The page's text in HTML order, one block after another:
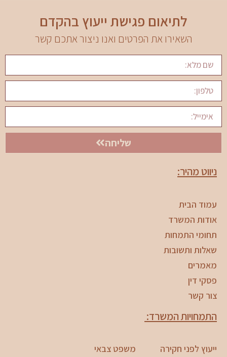
לתיאום פגישת ייעוץ בהקדם
השאירו את הפרטים ואנו ניצור אתכם קשר
שליחה
ניווט מהיר:
עמוד הבית
אודות המשרד
תחומי התמחות
שאלות ותשובות
מאמרים
פסקי דין
צור קשר
התמחויות המשרד:
ייעוץ לפני חקירה
משפט צבאי